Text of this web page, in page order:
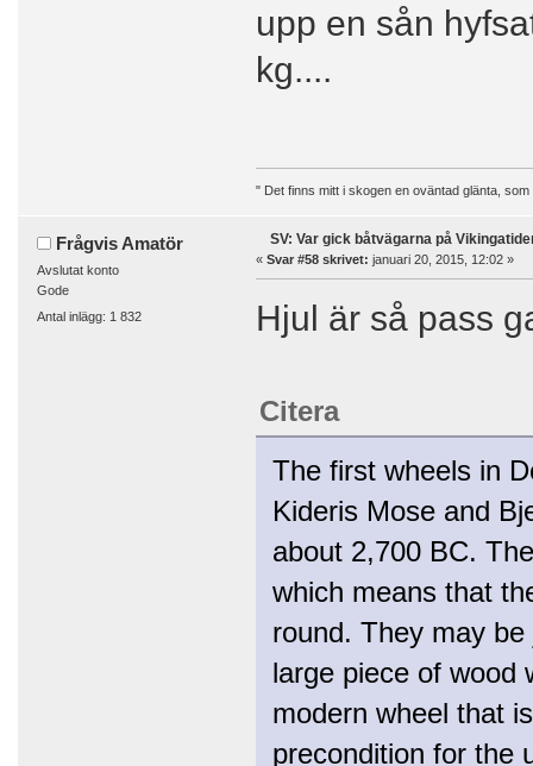
upp en sån
kg....
" Det finns mitt i skogen en oväntad glänta,
Frågvis Amatör
Avslutat konto
Gode
Antal inlägg: 1 832
SV: Var gick båtvägarna på
« Svar #58 skrivet: januari 20, 2015, 12:02 »
Hjul är så pass
Citera
The first wheels in
Kideris Mose and
about 2,700 BC.
which means that
round. They may
large piece of wood
modern wheel that
precondition for the